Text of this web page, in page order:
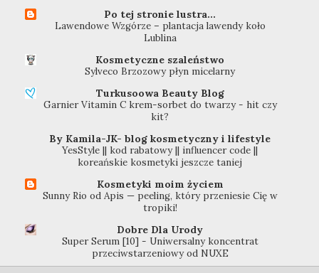
Po tej stronie lustra...
Lawendowe Wzgórze – plantacja lawendy koło
Lublina
Kosmetyczne szaleństwo
Sylveco Brzozowy płyn micelarny
Turkusoowa Beauty Blog
Garnier Vitamin C krem-sorbet do twarzy - hit czy
kit?
By Kamila-JK- blog kosmetyczny i lifestyle
YesStyle || kod rabatowy || influencer code ||
koreańskie kosmetyki jeszcze taniej
Kosmetyki moim życiem
Sunny Rio od Apis — peeling, który przeniesie Cię w
tropiki!
Dobre Dla Urody
Super Serum [10] - Uniwersalny koncentrat
przeciwstarzeniowy od NUXE